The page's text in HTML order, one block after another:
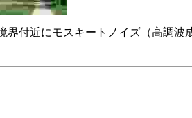
付近にモスキートノイズ（高調波